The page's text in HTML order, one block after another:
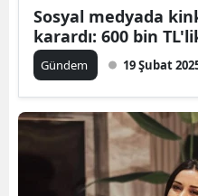
Sosyal medyada
karardı: 600 bin
Gündem 19 Şubat